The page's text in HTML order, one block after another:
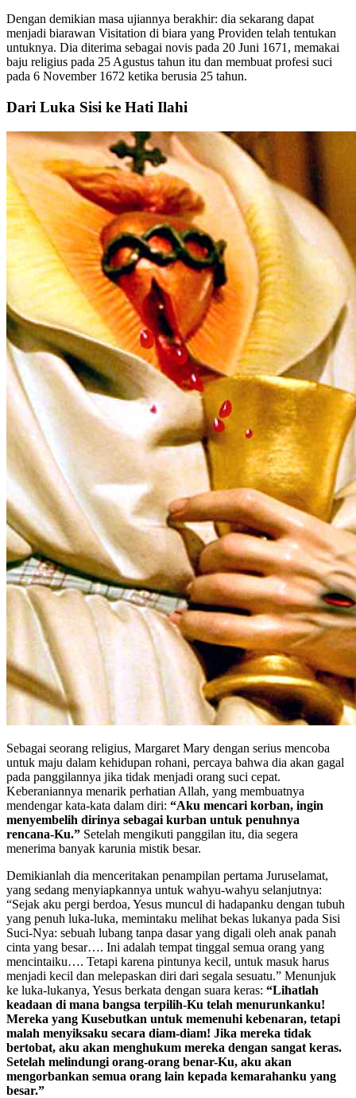
Dengan demikian masa ujiannya berakhir: dia sekarang dapat
menjadi biarawan Visitation di biara yang Providen telah tentukan
untuknya. Dia diterima sebagai novis pada 20 Juni 1671, memakai
baju religius pada 25 Agustus tahun itu dan membuat profesi suci
pada 6 November 1672 ketika berusia 25 tahun.
Dari Luka Sisi ke Hati Ilahi
Sebagai seorang religius, Margaret Mary dengan serius mencoba
untuk maju dalam kehidupan rohani, percaya bahwa dia akan gagal
pada panggilannya jika tidak menjadi orang suci cepat.
Keberaniannya menarik perhatian Allah, yang membuatnya
mendengar kata-kata dalam diri: “Aku mencari korban, ingin
menyembelih dirinya sebagai kurban untuk penuhnya
rencana-Ku.” Setelah mengikuti panggilan itu, dia segera
menerima banyak karunia mistik besar.
Demikianlah dia menceritakan penampilan pertama Juruselamat,
yang sedang menyiapkannya untuk wahyu-wahyu selanjutnya:
“Sejak aku pergi berdoa, Yesus muncul di hadapanku dengan tubuh
yang penuh luka-luka, memintaku melihat bekas lukanya pada Sisi
Suci-Nya: sebuah lubang tanpa dasar yang digali oleh anak panah
cinta yang besar…. Ini adalah tempat tinggal semua orang yang
mencintaiku…. Tetapi karena pintunya kecil, untuk masuk harus
menjadi kecil dan melepaskan diri dari segala sesuatu.” Menunjuk
ke luka-lukanya, Yesus berkata dengan suara keras: “Lihatlah
keadaan di mana bangsa terpilih-Ku telah menurunkanku!
Mereka yang Kusebutkan untuk memenuhi kebenaran, tetapi
malah menyiksaku secara diam-diam! Jika mereka tidak
bertobat, aku akan menghukum mereka dengan sangat keras.
Setelah melindungi orang-orang benar-Ku, aku akan
mengorbankan semua orang lain kepada kemarahanku yang
besar.”